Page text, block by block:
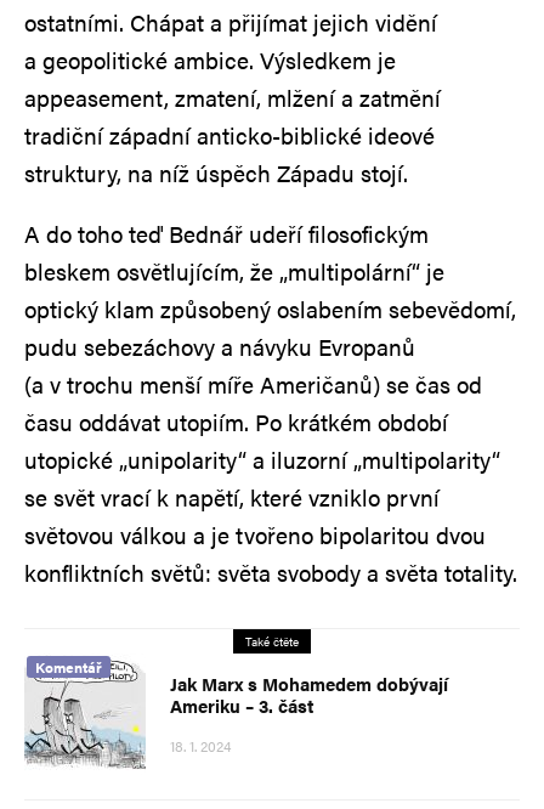
ostatními. Chápat a přijímat jejich vidění
a geopolitické ambice. Výsledkem je
appeasement, zmatení, mlžení a zatmění
tradiční západní anticko-biblické ideové
struktury, na níž úspěch Západu stojí.
A do toho teď Bednář udeří filosofickým
bleskem osvětlujícím, že „multipolární“ je
optický klam způsobený oslabením sebevědomí,
pudu sebezáchovy a návyku Evropanů
(a v trochu menší míře Američanů) se čas od
času oddávat utopiím. Po krátkém období
utopické „unipolarity“ a iluzorní „multipolarity“
se svět vrací k napětí, které vzniklo první
světovou válkou a je tvořeno bipolaritou dvou
konfliktních světů: světa svobody a světa totality.
Také čtěte
Komentář
Jak Marx s Mohamedem dobývají
Ameriku – 3. část
18. 1. 2024